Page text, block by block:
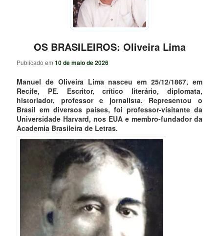
OS BRASILEIROS: Oliveira Lima
Publicado em10 de maio de 2026
Manuel de Oliveira Lima nasceu em 25/12/1867, em
Recife, PE. Escritor, crítico literário, diplomata,
historiador, professor e jornalista. Representou o
Brasil em diversos países, foi professor-visitante da
Universidade Harvard, nos EUA e membro-fundador da
Academia Brasileira de Letras.